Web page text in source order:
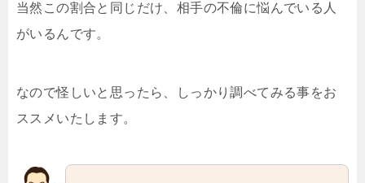
当然この割合と同じだけ、相手の不倫に悩んでいる人
がいるんです。
なので怪しいと思ったら、しっかり調べてみる事をお
ススメいたします。